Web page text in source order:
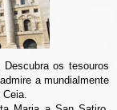
Descubra os tesouros
a mundialmente
Ceia.